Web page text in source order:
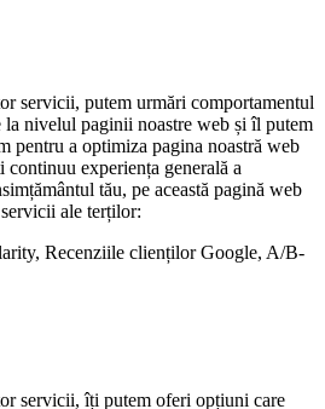
servicii, putem urmări comportamentul
la nivelul paginii noastre web și îl putem
pentru a optimiza pagina noastră web
continuu experiența generală a
tău, pe această pagină web
ale terților:
Recenziile clienților Google, A/B-
servicii, îți putem oferi opțiuni care